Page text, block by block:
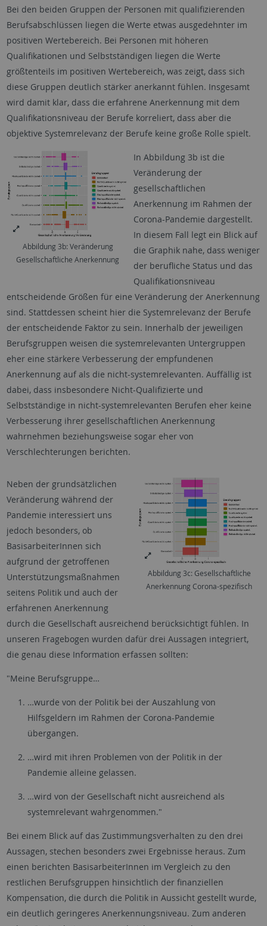
Bei den beiden Gruppen der Personen mit qualifizierenden
Berufsabschlüssen liegen die Werte etwas ausgedehnter im
positiven Wertebereich. Bei Personen mit höheren
Qualifikationen und Selbstständigen liegen die Werte
größtenteils im positiven Wertebereich, was zeigt, dass sich
diese Gruppen deutlich stärker anerkannt fühlen. Insgesamt
wird damit klar, dass die erfahrene Anerkennung mit dem
Qualifikationsniveau der Berufe korreliert, dass aber die
objektive Systemrelevanz der Berufe keine große Rolle spielt.
Abbildung 3b: Veränderung
Gesellschaftliche Anerkennung
In Abbildung 3b ist die
Veränderung der
gesellschaftlichen
Anerkennung im Rahmen der
Corona-Pandemie dargestellt.
In diesem Fall legt ein Blick auf
die Graphik nahe, dass weniger
der berufliche Status und das
Qualifikationsniveau
entscheidende Größen für eine Veränderung der Anerkennung
sind. Stattdessen scheint hier die Systemrelevanz der Berufe
der entscheidende Faktor zu sein. Innerhalb der jeweiligen
Berufsgruppen weisen die systemrelevanten Untergruppen
eher eine stärkere Verbesserung der empfundenen
Anerkennung auf als die nicht-systemrelevanten. Auffällig ist
dabei, dass insbesondere Nicht-Qualifizierte und
Selbstständige in nicht-systemrelevanten Berufen eher keine
Verbesserung ihrer gesellschaftlichen Anerkennung
wahrnehmen beziehungsweise sogar eher von
Verschlechterungen berichten.
Abbildung 3c: Gesellschaftliche
Anerkennung Corona-spezifisch
Neben der grundsätzlichen
Veränderung während der
Pandemie interessiert uns
jedoch besonders, ob
BasisarbeiterInnen sich
aufgrund der getroffenen
Unterstützungsmaßnahmen
seitens Politik und auch der
erfahrenen Anerkennung
durch die Gesellschaft ausreichend berücksichtigt fühlen. In
unseren Fragebogen wurden dafür drei Aussagen integriert,
die genau diese Information erfassen sollten:
"Meine Berufsgruppe…
…wurde von der Politik bei der Auszahlung von
Hilfsgeldern im Rahmen der Corona-Pandemie
übergangen.
…wird mit ihren Problemen von der Politik in der
Pandemie alleine gelassen.
…wird von der Gesellschaft nicht ausreichend als
systemrelevant wahrgenommen."
Bei einem Blick auf das Zustimmungsverhalten zu den drei
Aussagen, stechen besonders zwei Ergebnisse heraus. Zum
einen berichten BasisarbeiterInnen im Vergleich zu den
restlichen Berufsgruppen hinsichtlich der finanziellen
Kompensation, die durch die Politik in Aussicht gestellt wurde,
ein deutlich geringeres Anerkennungsniveau. Zum anderen